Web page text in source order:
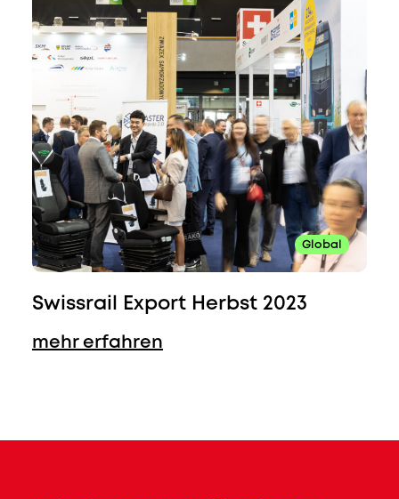
Swissrail Export Herbst 2023
mehr erfahren
Global